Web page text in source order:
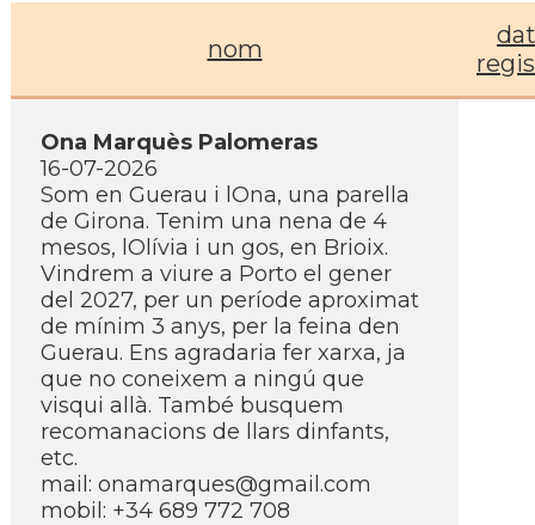
nom
Ona Marquès Palomeras
16-07-2026
Som en Guerau i lOna, una parella
de Girona. Tenim una nena de 4
mesos, lOlívia i un gos, en Brioix.
Vindrem a viure a Porto el gener
del 2027, per un període aproximat
de mínim 3 anys, per la feina den
Guerau. Ens agradaria fer xarxa, ja
que no coneixem a ningú que
visqui allà. També busquem
recomanacions de llars dinfants,
etc.
mail: onamarques@gmail.com
mobil: +34 689 772 708